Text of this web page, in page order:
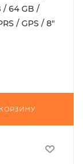
/ 64 GB /
/ GPS / 8"